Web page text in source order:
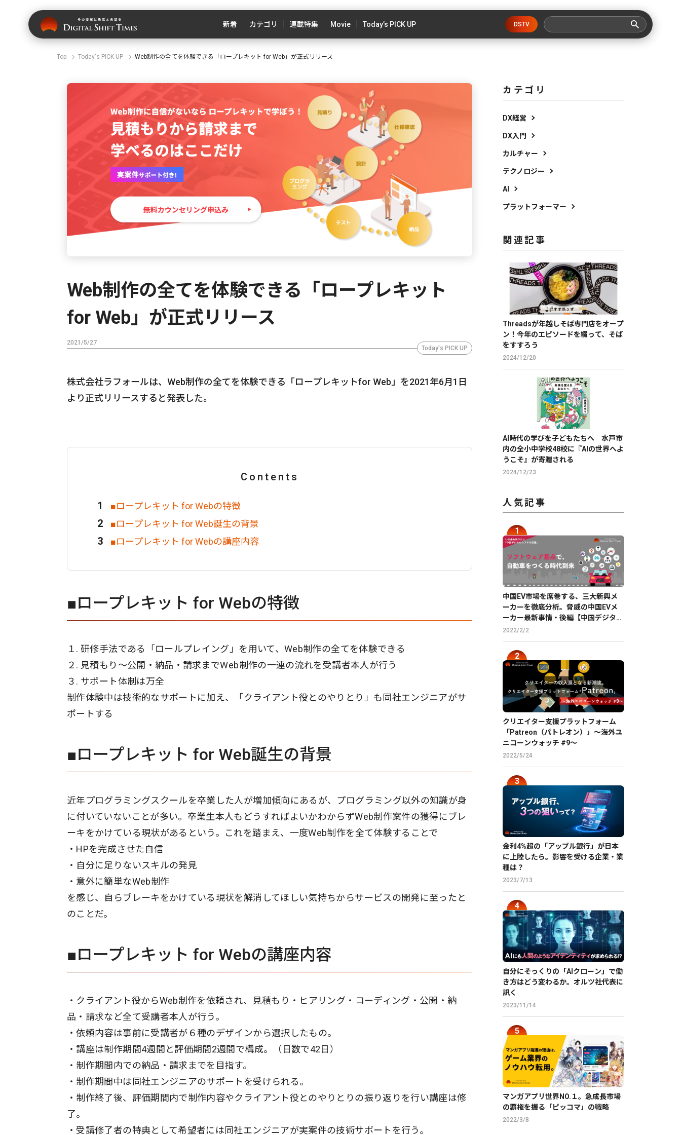
新着 カテゴリ 連載特集 Movie Today’s PICK UP DSTV
Top Today's PICK UP Web制作の全てを体験できる「ロープレキット for Web」が正式リリース
Web制作の全てを体験できる「ロープレキット
for Web」が正式リリース
2021/5/27
Today's PICK UP
株式会社ラフォールは、Web制作の全てを体験できる「ロープレキットfor Web」を2021年6月1日
より正式リリースすると発表した。
Contents
■ロープレキット for Webの特徴
■ロープレキット for Web誕生の背景
■ロープレキット for Webの講座内容
■ロープレキット for Webの特徴
１. 研修手法である「ロールプレイング」を用いて、Web制作の全てを体験できる
２. 見積もり〜公開・納品・請求までWeb制作の一連の流れを受講者本人が行う
３. サポート体制は万全
制作体験中は技術的なサポートに加え、「クライアント役とのやりとり」も同社エンジニアがサ
ポートする
■ロープレキット for Web誕生の背景
近年プログラミングスクールを卒業した人が増加傾向にあるが、プログラミング以外の知識が身
に付いていないことが多い。卒業生本人もどうすればよいかわからずWeb制作案件の獲得にブレ
ーキをかけている現状があるという。これを踏まえ、一度Web制作を全て体験することで
・HPを完成させた自信
・自分に足りないスキルの発見
・意外に簡単なWeb制作
を感じ、自らブレーキをかけている現状を解消してほしい気持ちからサービスの開発に至ったと
のことだ。
■ロープレキット for Webの講座内容
・クライアント役からWeb制作を依頼され、見積もり・ヒアリング・コーディング・公開・納
品・請求など全て受講者本人が行う。
・依頼内容は事前に受講者が６種のデザインから選択したもの。
・講座は制作期間4週間と評価期間2週間で構成。（日数で42日）
・制作期間内での納品・請求までを目指す。
・制作期間中は同社エンジニアのサポートを受けられる。
・制作終了後、評価期間内で制作内容やクライアント役とのやりとりの振り返りを行い講座は修
了。
・受講修了者の特典として希望者には同社エンジニアが実案件の技術サポートを行う。
カテゴリ
DX経営
DX入門
カルチャー
テクノロジー
AI
プラットフォーマー
関連記事
Threadsが年越しそば専門店をオープ
ン！今年のエピソードを綴って、そば
をすすろう
2024/12/20
AI時代の学びを子どもたちへ 水戸市
内の全小中学校48校に『AIの世界へよ
うこそ』が寄贈される
2024/12/23
人気記事
中国EV市場を席巻する、三大新興メ
ーカーを徹底分析。脅威の中国EVメ
ーカー最新事情・後編【中国デジタル
企業最前線】
2022/2/2
クリエイター支援プラットフォーム
「Patreon（パトレオン）」〜海外ユ
ニコーンウォッチ #9〜
2022/5/24
金利4%超の「アップル銀行」が日本
に上陸したら。影響を受ける企業・業
種は？
2023/7/13
自分にそっくりの「AIクローン」で働
き方はどう変わるか。オルツ社代表に
訊く
2023/11/14
マンガアプリ世界NO.１。急成長市場
の覇権を握る「ピッコマ」の戦略
2022/3/8